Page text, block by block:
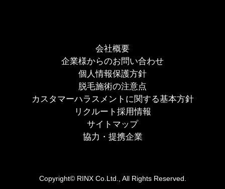
会社概要
企業様からのお問い合わせ
個人情報保護方針
脱毛施術の注意点
カスタマーハラスメントに関する基本方針
リクルート採用情報
サイトマップ
協力・提携企業
Copyright© RINX Co.Ltd., All Rights Reserved.